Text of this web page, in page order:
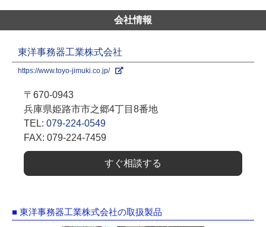
会社情報
東洋事務器工業株式会社
https://www.toyo-jimuki.co.jp/
〒670-0943
兵庫県姫路市市之郷4丁目8番地
TEL: 079-224-0549
FAX: 079-224-7459
すぐ相談する
■ 東洋事務器工業株式会社の取扱製品